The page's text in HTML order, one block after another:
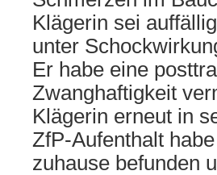
Klägerin sei
unter
Er habe eine
Zwanghaftigkeit
Klägerin erneut in
ZfP-Aufenthalt
zuhause befunden